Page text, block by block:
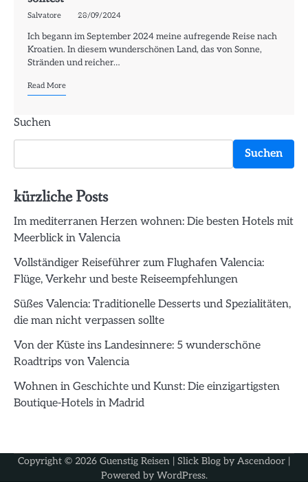
Salvatore 28/09/2024
Ich begann im September 2024 meine aufregende Reise nach
Kroatien. In diesem wunderschönen Land, das von Sonne,
Stränden und reicher…
Read More
Suchen
Suchen
kürzliche Posts
Im mediterranen Herzen wohnen: Die besten Hotels mit
Meerblick in Valencia
Vollständiger Reiseführer zum Flughafen Valencia:
Flüge, Verkehr und beste Reiseempfehlungen
Süßes Valencia: Traditionelle Desserts und Spezialitäten,
die man nicht verpassen sollte
Von der Küste ins Landesinnere: 5 wunderschöne
Roadtrips von Valencia
Wohnen in Geschichte und Kunst: Die einzigartigsten
Boutique-Hotels in Madrid
Copyright © 2026 Guenstig Reisen | Slick Blog by Ascendoor |
Powered by WordPress.